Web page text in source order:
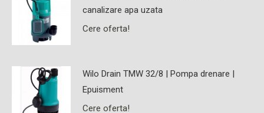
canalizare apa uzata
Cere oferta!
Wilo Drain TMW 32/8 | Pompa drenare |
Epuisment
Cere oferta!